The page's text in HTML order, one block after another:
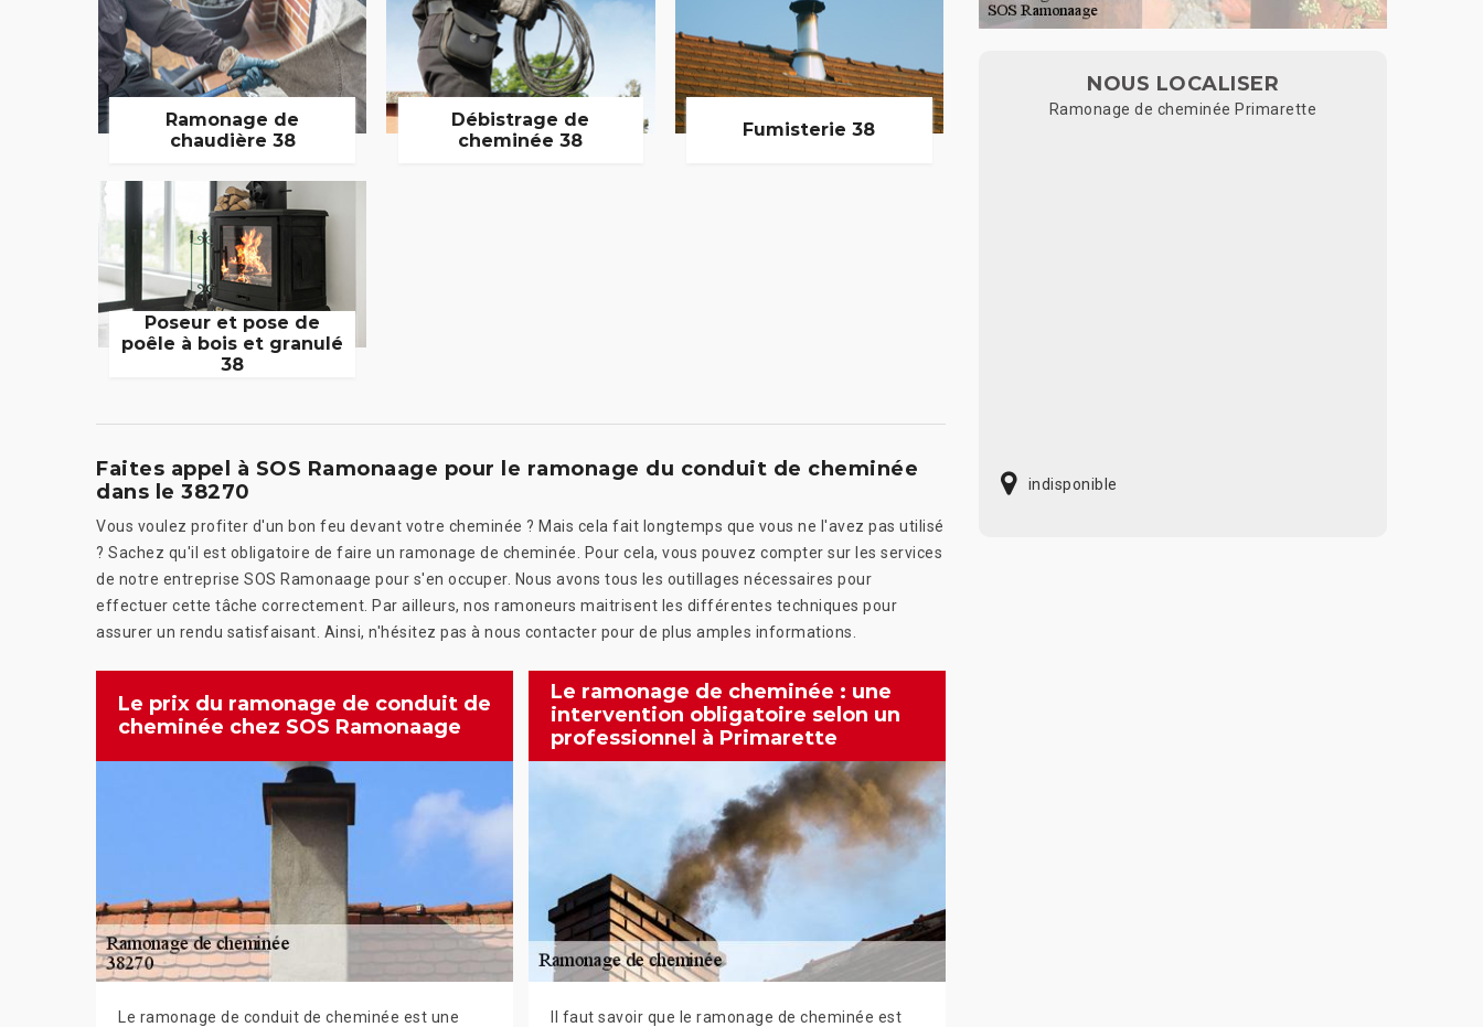
Ramonage de
chaudière 38
Débistrage de
cheminée 38
Fumisterie 38
Poseur et pose de
poêle à bois et granulé
38
Faites appel à SOS Ramonaage pour le ramonage du conduit de cheminée
dans le 38270
Vous voulez profiter d'un bon feu devant votre cheminée ? Mais cela fait longtemps que vous ne l'avez pas utilisé
? Sachez qu'il est obligatoire de faire un ramonage de cheminée. Pour cela, vous pouvez compter sur les services
de notre entreprise SOS Ramonaage pour s'en occuper. Nous avons tous les outillages nécessaires pour
effectuer cette tâche correctement. Par ailleurs, nos ramoneurs maitrisent les différentes techniques pour
assurer un rendu satisfaisant. Ainsi, n'hésitez pas à nous contacter pour de plus amples informations.
Le prix du ramonage de conduit de
cheminée chez SOS Ramonaage
Le ramonage de conduit de cheminée est une
Le ramonage de cheminée : une
intervention obligatoire selon un
professionnel à Primarette
Il faut savoir que le ramonage de cheminée est
NOUS LOCALISER
Ramonage de cheminée Primarette
indisponible